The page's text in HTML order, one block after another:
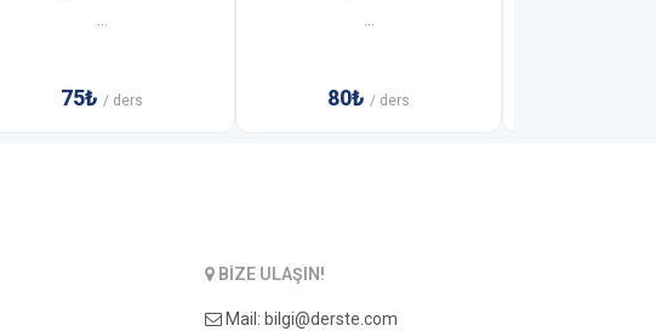
...
75₺ / ders
...
80₺ / ders
BIZE ULAŞIN!
Mail: bilgi@derste.com